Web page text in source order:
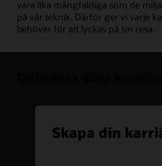
vara lika mångfaldiga som de
på vår teknik. Därför ger vi varje
behöver för att lyckas på sin resa.
Skapa din